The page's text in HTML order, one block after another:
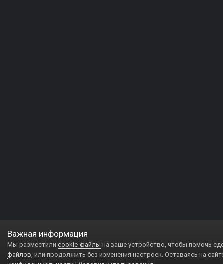
Важная информация
Мы разместили cookie-файлы на ваше устройство, чтобы помочь
файлов, или продолжить без изменения настроек. Оставаясь на